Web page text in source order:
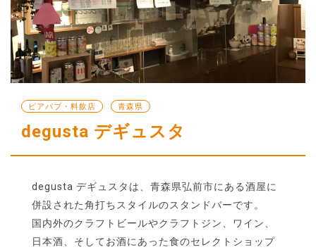
ビアパブ・料飲店 青森県
degusta デギュスタ
degusta デギュスタは、青森県弘前市にある酒屋に
併設された角打ちスタイルのスタンドバーです。
国内外のクラフトビールやクラフトジン、ワイン、
日本酒、そしてお酒にあった食のセレクトショップ